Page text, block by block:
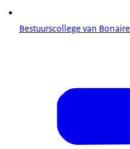
Bestuurscollege van Bonaire